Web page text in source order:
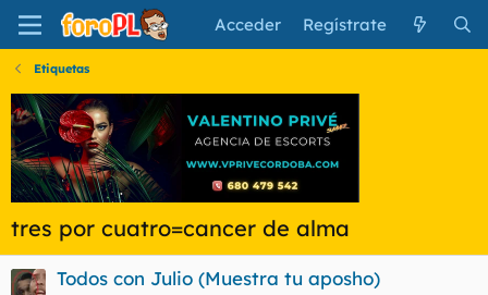
Acceder Regístrate
Etiquetas
tres por cuatro=cancer de alma
Todos con Julio (Muestra tu aposho)